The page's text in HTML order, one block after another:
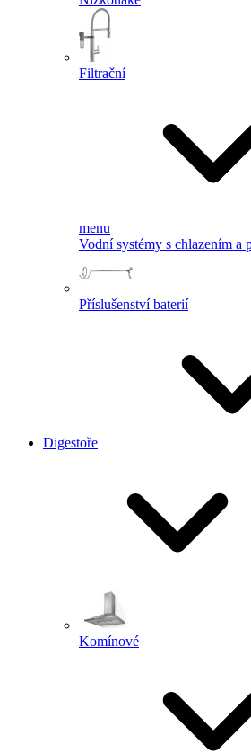
Filtrační
menu
Vodní systémy s chlazením a
Příslušenství baterií
Digestoře
Komínové